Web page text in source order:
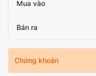
Mua vào
Bán ra
Chứng khoán